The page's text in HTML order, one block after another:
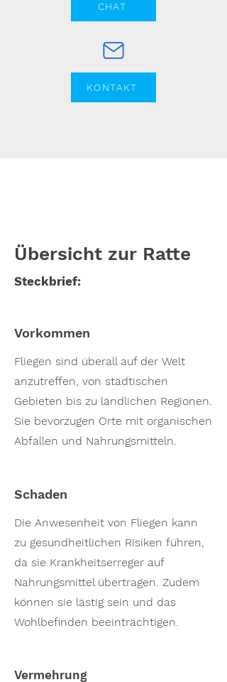
CHAT
KONTAKT
Übersicht zur Ratte
Steckbrief:
Vorkommen
Fliegen sind überall auf der Welt
anzutreffen, von städtischen
Gebieten bis zu ländlichen Regionen.
Sie bevorzugen Orte mit organischen
Abfällen und Nahrungsmitteln.
Schaden
Die Anwesenheit von Fliegen kann
zu gesundheitlichen Risiken führen,
da sie Krankheitserreger auf
Nahrungsmittel übertragen. Zudem
können sie lästig sein und das
Wohlbefinden beeinträchtigen.
Vermehrung